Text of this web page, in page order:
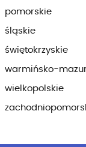
pomorskie
śląskie
świętokrzyskie
warmińsko-
wielkopolskie